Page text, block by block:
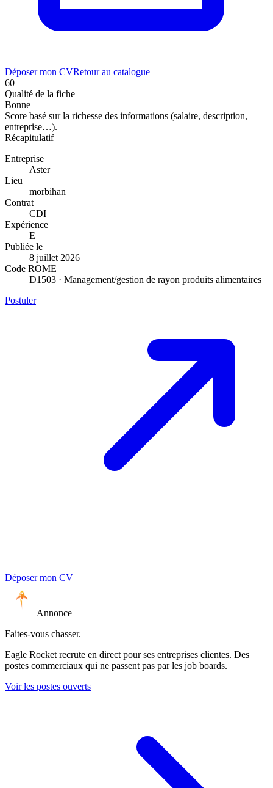
Déposer mon CVRetour au catalogue
60
Qualité de la fiche
Bonne
Score basé sur la richesse des informations (salaire, description,
entreprise…).
Récapitulatif
Entreprise
Aster
Lieu
morbihan
Contrat
CDI
Expérience
E
Publiée le
8 juillet 2026
Code ROME
D1503 · Management/gestion de rayon produits alimentaires
Postuler
Déposer mon CV
Annonce
Faites-vous chasser.
Eagle Rocket recrute en direct pour ses entreprises clientes. Des
postes commerciaux qui ne passent pas par les job boards.
Voir les postes ouverts